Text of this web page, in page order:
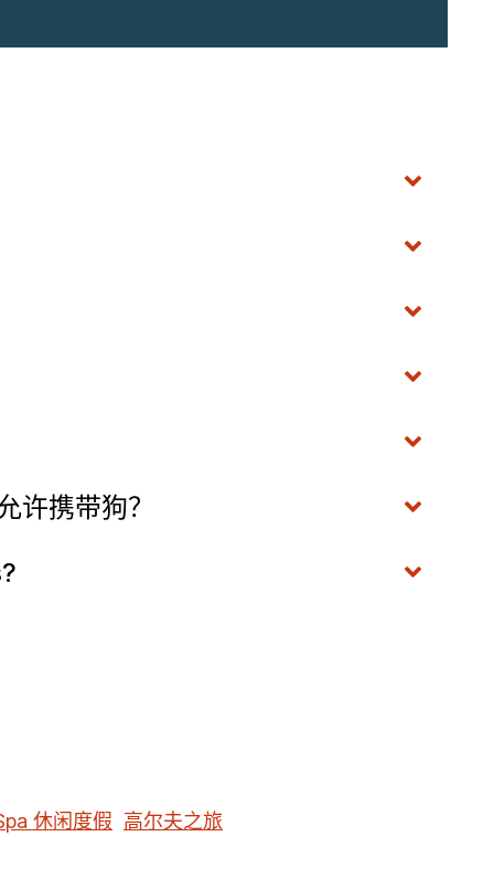
许携带狗？
休闲度假 高尔夫之旅